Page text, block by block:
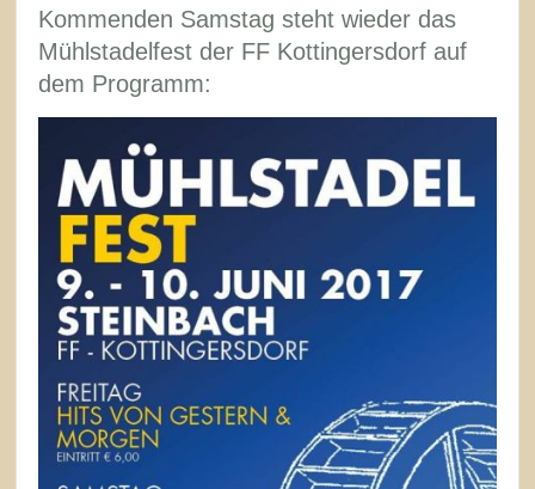
Kommenden Samstag steht wieder das
Mühlstadelfest der FF Kottingersdorf auf
dem Programm: